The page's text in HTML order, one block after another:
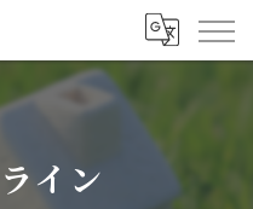
イン